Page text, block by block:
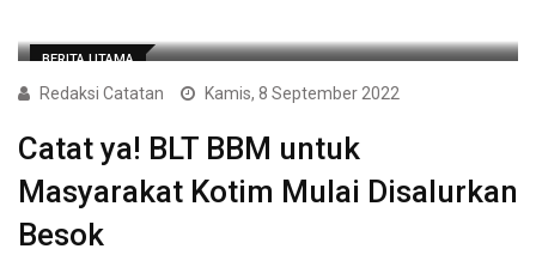
BERITA UTAMA
Redaksi Catatan Kamis, 8 September 2022
Catat ya! BLT BBM untuk
Masyarakat Kotim Mulai Disalurkan
Besok